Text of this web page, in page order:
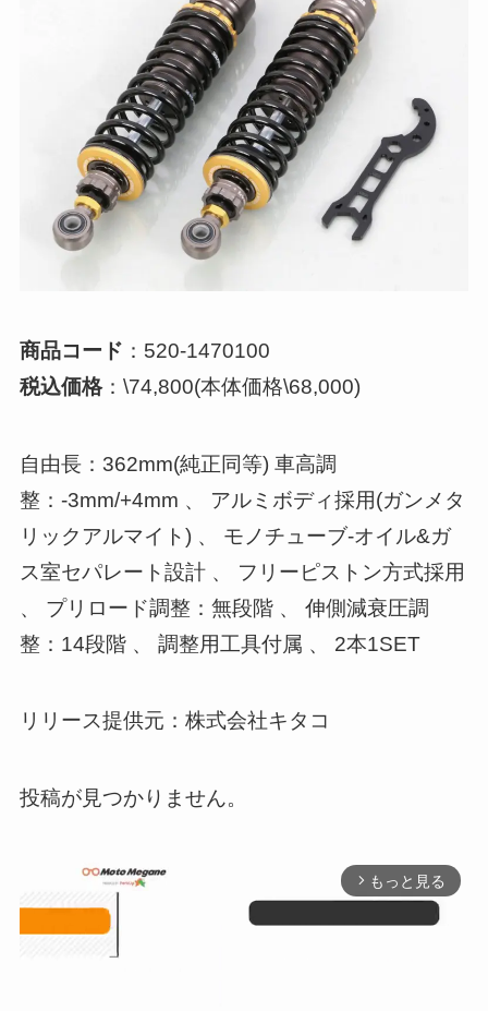
商品コード ：520-1470100
税込価格：\74,800(本体価格\68,000)
自由長：362mm(純正同等) 車高調
整：-3mm/+4mm 、 アルミボディ採用(ガンメタ
リックアルマイト) 、 モノチューブ-オイル&ガ
ス室セパレート設計 、 フリーピストン方式採用
、 プリロード調整：無段階 、 伸側減衰圧調
整：14段階 、 調整用工具付属 、 2本1SET
リリース提供元：株式会社キタコ
投稿が見つかりません。
arrow_forward_ios もっと見る